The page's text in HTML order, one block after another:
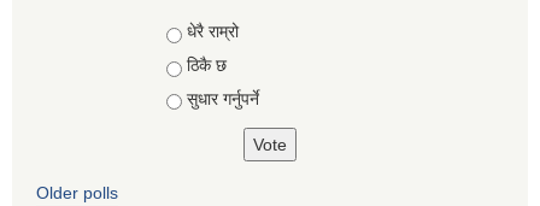
Choices
धेरै राम्रो
ठिकै छ
सुधार गर्नुपर्ने
Older polls